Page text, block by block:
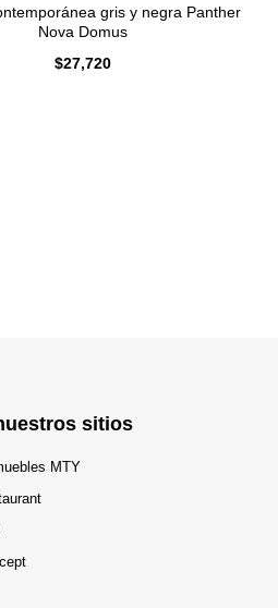
gris y negra Panther
Nova Domus
$27,720
sitios
MTY